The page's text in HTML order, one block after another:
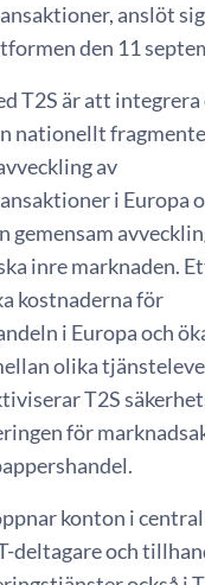
anslöt
den 11
T2S är att integrera
nationellt
av
i Europa
gemensam
inre marknaden.
kostnaderna för
i Europa och
olika
T2S
för
konton i
deltagare och